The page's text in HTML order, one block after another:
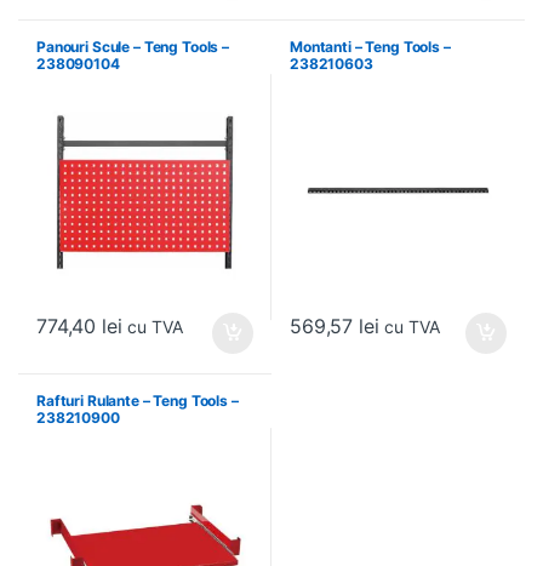
Panouri Scule – Teng Tools –
238090104
774,40 lei cu TVA
Montanti – Teng Tools –
238210603
569,57 lei cu TVA
Rafturi Rulante – Teng Tools –
238210900